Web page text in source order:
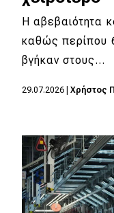
Η αβεβαιότητα
καθώς περίπου
βγήκαν στους…
29.07.2026 Χρήστος